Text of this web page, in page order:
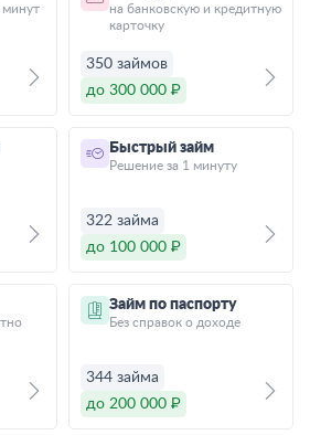
минут
на банковскую и кредитную
карточку
350 займов
до 300 000 ₽
Быстрый займ
Решение за 1 минуту
322 займа
до 100 000 ₽
Займ по паспорту
Без справок о доходе
344 займа
до 200 000 ₽